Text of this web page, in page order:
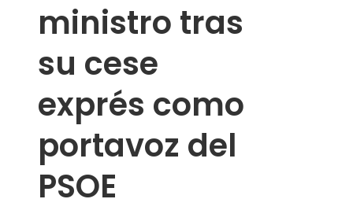
ministro tras
su cese
exprés como
portavoz del
PSOE